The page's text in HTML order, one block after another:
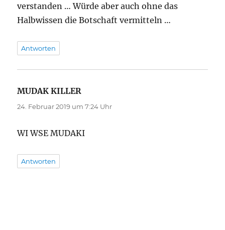
verstanden … Würde aber auch ohne das
Halbwissen die Botschaft vermitteln …
Antworten
MUDAK KILLER
24. Februar 2019 um 7:24 Uhr
WI WSE MUDAKI
Antworten